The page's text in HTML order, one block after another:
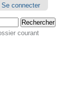
Se connecter
courant